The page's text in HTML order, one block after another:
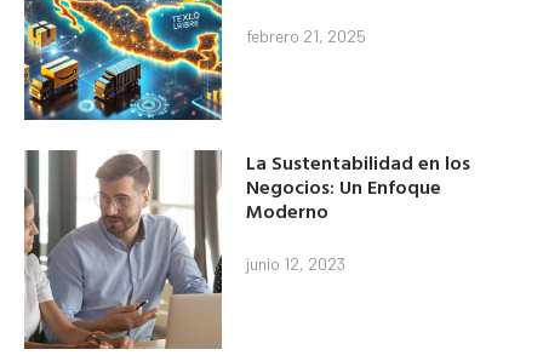
febrero 21, 2025
La Sustentabilidad en los
Negocios: Un Enfoque
Moderno
junio 12, 2023